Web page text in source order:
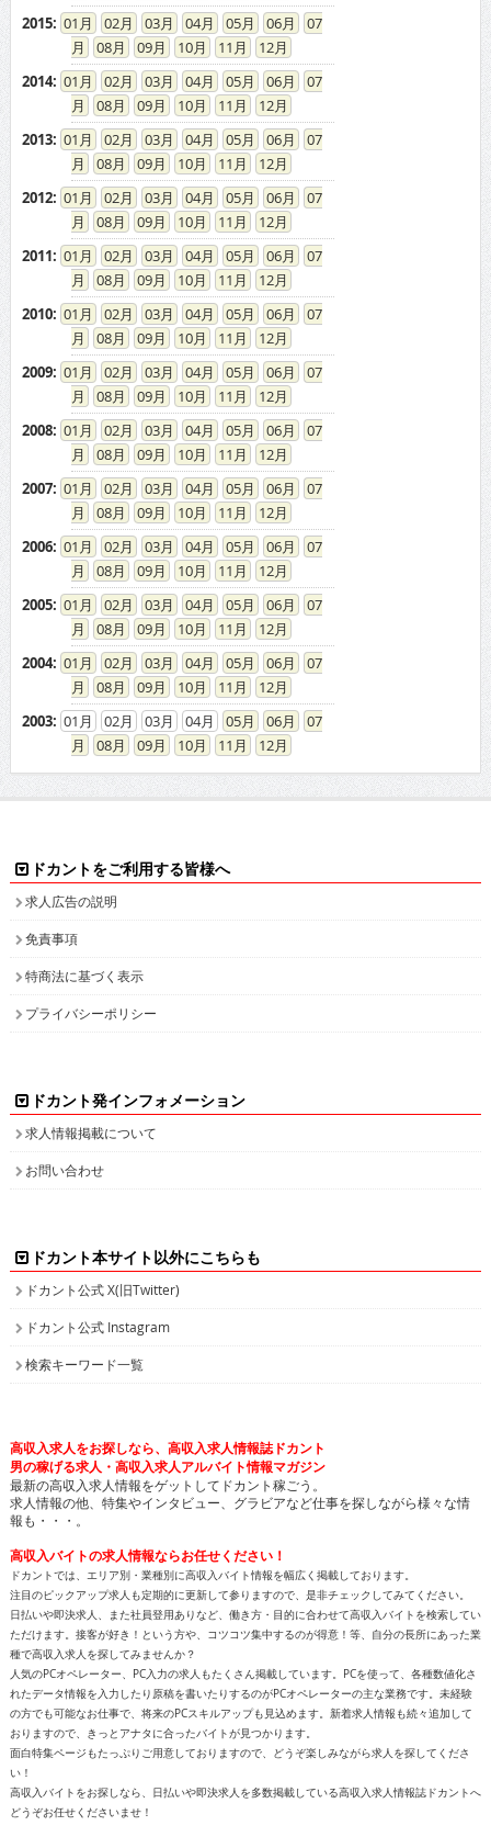
2015: 01 02 03 04 05 06
07
08
09 10 11
12
2014: 01 02 03 04 05 06
07
08
09 10 11
12
2013: 01 02 03 04 05 06
07
08
09 10 11
12
2012: 01 02 03 04 05 06
07
08
09 10 11
12
2011: 01 02 03 04 05 06
07
08
09 10 11
12
2010: 01 02 03 04 05 06
07
08
09 10 11
12
2009: 01 02 03 04 05 06
07
08
09 10 11
12
2008: 01 02 03 04 05 06
07
08
09 10 11
12
2007: 01 02 03 04 05 06
07
08
09 10 11
12
2006: 01 02 03 04 05 06
07
08
09 10 11
12
2005: 01 02 03 04 05 06
07
08
09 10 11
12
2004: 01 02 03 04 05 06
07
08
09 10 11
12
2003: 01 02 03 04 05 06
07
08
09 10 11 12
ドカントをご利用する皆様へ
求人広告の説明
免責事項
特商法に基づく表示
プライバシーポリシー
ドカント発インフォメーション
求人情報掲載について
お問い合わせ
ドカント本サイト以外にこちらも
ドカント公式 X(旧Twitter)
ドカント公式 Instagram
検索キーワード一覧
高収入求人をお探しなら、高収入求人情報誌ドカント
男の稼げる求人・高収入求人アルバイト情報マガジン
最新の高収入求人情報をゲットしてドカント稼ごう。
求人情報の他、特集やインタビュー、グラビアなど仕事を探しながら様々な情
報も・・・。
高収入バイトの求人情報ならお任せください！
ドカントでは、エリア別・業種別に高収入バイト情報を幅広く掲載しております。
注目のピックアップ求人も定期的に更新して参りますので、是非チェックしてみてください。
日払いや即決求人、また社員登用ありなど、働き方・目的に合わせて高収入バイトを検索してい
ただけます。接客が好き！という方や、コツコツ集中するのが得意！等、自分の長所にあった業
種で高収入求人を探してみませんか？
人気のPCオペレーター、PC入力の求人もたくさん掲載しています。PCを使って、各種数値化さ
れたデータ情報を入力したり原稿を書いたりするのがPCオペレーターの主な業務です。未経験
の方でも可能なお仕事で、将来のPCスキルアップも見込めます。新着求人情報も続々追加して
おりますので、きっとアナタに合ったバイトが見つかります。
面白特集ページもたっぷりご用意しておりますので、どうぞ楽しみながら求人を探してくださ
い！
高収入バイトをお探しなら、日払いや即決求人を多数掲載している高収入求人情報誌ドカントへ
どうぞお任せくださいませ！